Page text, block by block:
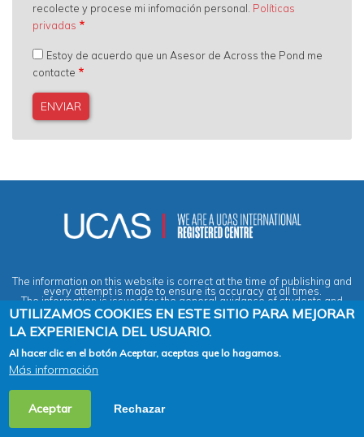
recolecte y procese mi infomación personal. Políticas
privadas
Estoy de acuerdo que un Asesor de Across the Pond me
contacte
The information on this website is correct at the time of publishing and
every attempt is made to ensure its accuracy at all times.
The information is issued for the general guidance of students and
does not form part of any contract or guarantee.
Privacy & Data Protection Policy|Cookies Policy|Anti-Slavery &
Human Trafficking Statement Terms & Conditions
2026 Copyright © Across the Pond - Study in Britain Ltd. All rights
UTILIZAMOS COOKIES EN ESTE SITIO PARA MEJORAR
LA EXPERIENCIA DEL USUARIO.
Al hacer clic en el botón Aceptar, aceptas que lo hagamos.
Más información
Aceptar Rechazar